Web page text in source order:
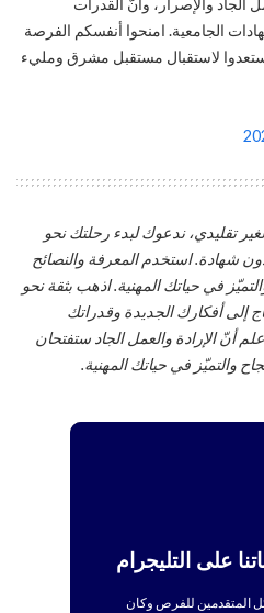
الجاد والإصرار، وأنّ القدرات
الجامعية. امنحوا أنفسكم الفرصة
لاستقبال مستقبل مشرق ومليء
تقليدي، ندعوك لبدء رحلتك نحو
استخدم المعرفة والنصائح
في حياتك المهنية. اذهب بثقة نحو
إلى أفكارك الجديدة وقدراتك
أنّ الإرادة والعمل الجاد ستفتحان
والتميّز في حياتك المهنية.
على التليجرام
المتقدمين للفرص وكان